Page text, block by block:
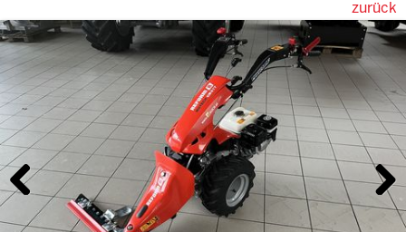
zurück
Previous